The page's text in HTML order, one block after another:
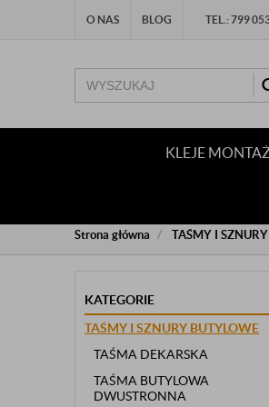
O NAS BLOG TEL.: 799
KLEJE
Strona główna TAŚMY I
KATEGORIE
TAŚMY I SZNURY BUTYLOWE
TAŚMA DEKARSKA
TAŚMA BUTYLOWA
DWUSTRONNA